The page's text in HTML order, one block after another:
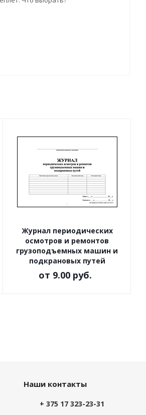
Журнал периодических
осмотров и ремонтов
грузоподъемных машин и
подкрановых путей
от 9.00 руб.
Наши контакты
+ 375 17 323-23-31